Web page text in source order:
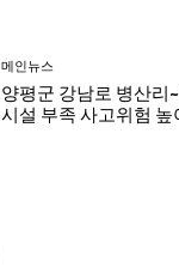
메인뉴스
양평군 강남로 병산리
시설 부족 사고위험 높